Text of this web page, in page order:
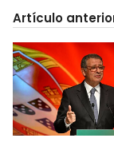
Artículo